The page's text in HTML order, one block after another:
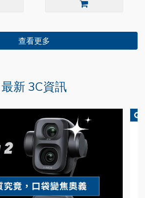
查看更多
最新 3C資訊